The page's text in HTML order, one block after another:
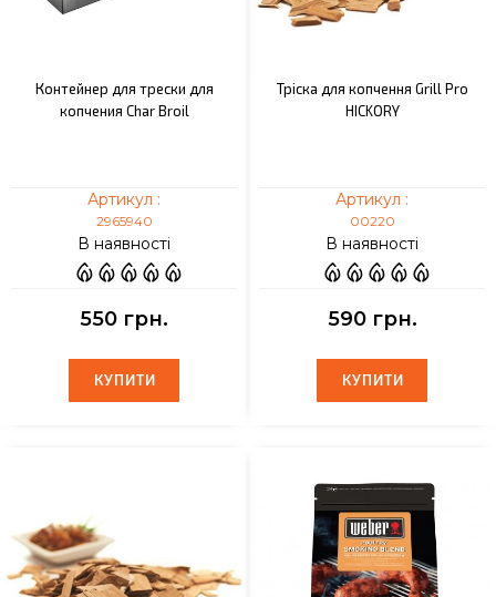
Контейнер для трески для
копчения Char Broil
Артикул :
2965940
В наявності
550 грн.
КУПИТИ
КУПИТИ
Тріска для копчення Grill Pro
HICKORY
Артикул :
00220
В наявності
590 грн.
КУПИТИ
КУПИТИ